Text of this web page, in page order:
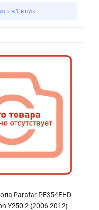
в 1 клик
Parafar PF354FHD
Y250 2 (2006-2012)